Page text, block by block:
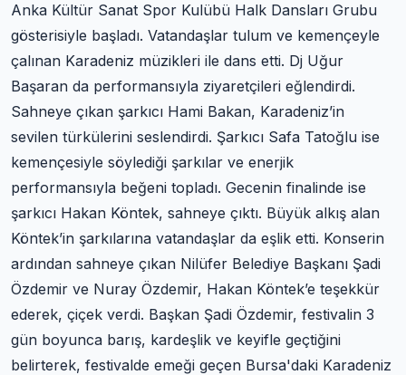
Anka Kültür Sanat Spor Kulübü Halk Dansları Grubu
gösterisiyle başladı. Vatandaşlar tulum ve kemençeyle
çalınan Karadeniz müzikleri ile dans etti. Dj Uğur
Başaran da performansıyla ziyaretçileri eğlendirdi.
Sahneye çıkan şarkıcı Hami Bakan, Karadeniz’in
sevilen türkülerini seslendirdi. Şarkıcı Safa Tatoğlu ise
kemençesiyle söylediği şarkılar ve enerjik
performansıyla beğeni topladı. Gecenin finalinde ise
şarkıcı Hakan Köntek, sahneye çıktı. Büyük alkış alan
Köntek’in şarkılarına vatandaşlar da eşlik etti. Konserin
ardından sahneye çıkan Nilüfer Belediye Başkanı Şadi
Özdemir ve Nuray Özdemir, Hakan Köntek’e teşekkür
ederek, çiçek verdi. Başkan Şadi Özdemir, festivalin 3
gün boyunca barış, kardeşlik ve keyifle geçtiğini
belirterek, festivalde emeği geçen Bursa'daki Karadeniz